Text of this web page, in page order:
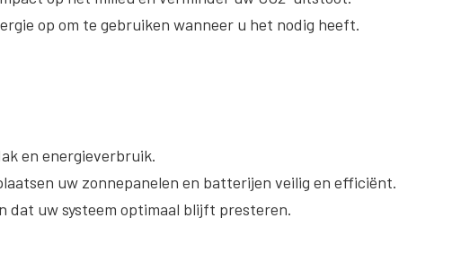
op om te gebruiken wanneer u het nodig heeft.
en energieverbruik.
uw zonnepanelen en batterijen veilig en efficiënt.
dat uw systeem optimaal blijft presteren.